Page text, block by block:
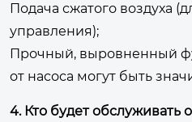
Подача сжатого воздуха
управления);
Прочный, выровненный
от насоса могут быть
4. Кто будет обслуживать